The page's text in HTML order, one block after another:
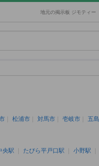
地元の掲示板 ジモティー
松浦市 対馬市 壱岐市
五
央駅 たびら平戸口駅 小野駅